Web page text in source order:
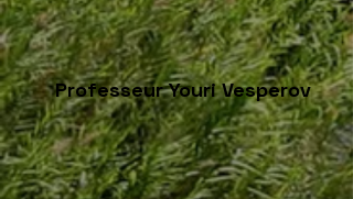
Professeur Youri Vesperov